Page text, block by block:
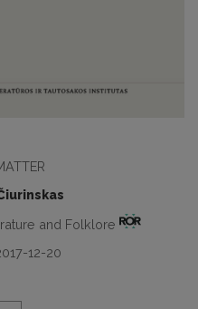
and Folklore
12-20